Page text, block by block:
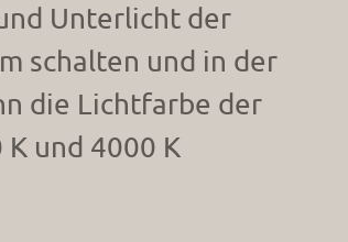
Unterlicht der
schalten und in der
die Lichtfarbe der
und 4000 K